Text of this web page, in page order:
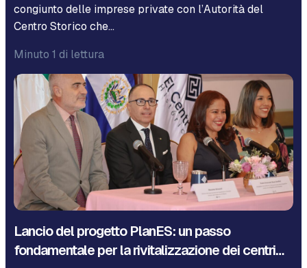
congiunto delle imprese private con l’Autorità del
Centro Storico che…
Minuto 1 di lettura
Lancio del progetto PlanES: un passo
fondamentale per la rivitalizzazione dei centri…